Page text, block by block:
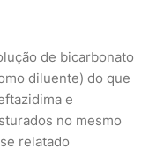
de bicarbonato
diluente) do que
e
no mesmo
relatado